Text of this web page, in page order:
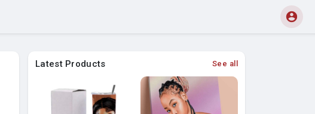
Latest Products See all